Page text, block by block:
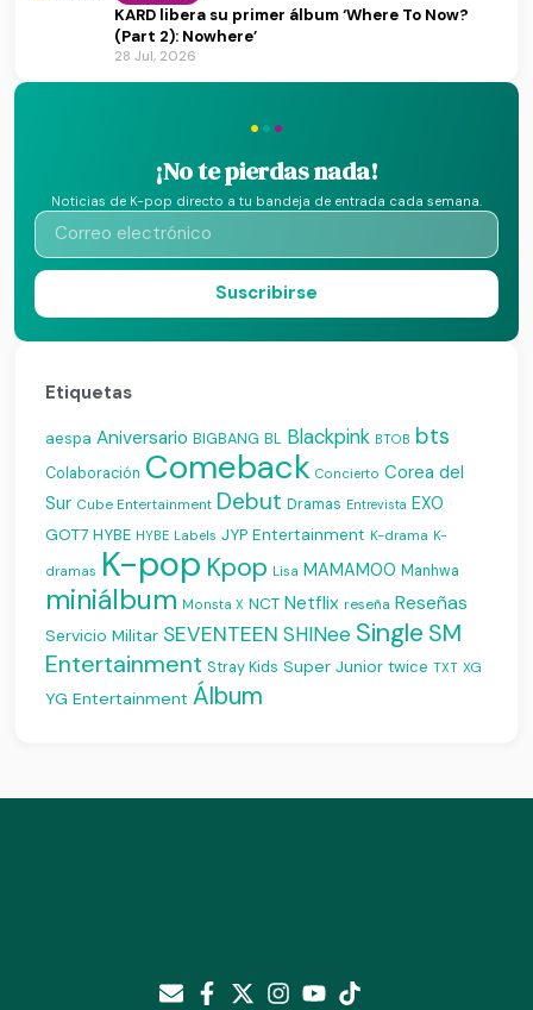
KARD libera su primer álbum ‘Where To Now?
(Part 2): Nowhere’
28 Jul, 2026
···
¡No te pierdas nada!
Noticias de K-pop directo a tu bandeja de entrada cada semana.
Suscribirse
Etiquetas
aespa Aniversario BIGBANG BL Blackpink BTOB bts
Colaboración Comeback Concierto Corea del
Sur Cube Entertainment Debut Dramas Entrevista EXO
GOT7 HYBE HYBE Labels JYP Entertainment K-drama K-
dramas K-pop Kpop Lisa MAMAMOO Manhwa
miniálbum Monsta X NCT Netflix reseña Reseñas
Servicio Militar SEVENTEEN SHINee Single SM
Entertainment Stray Kids Super Junior twice TXT XG
YG Entertainment Álbum